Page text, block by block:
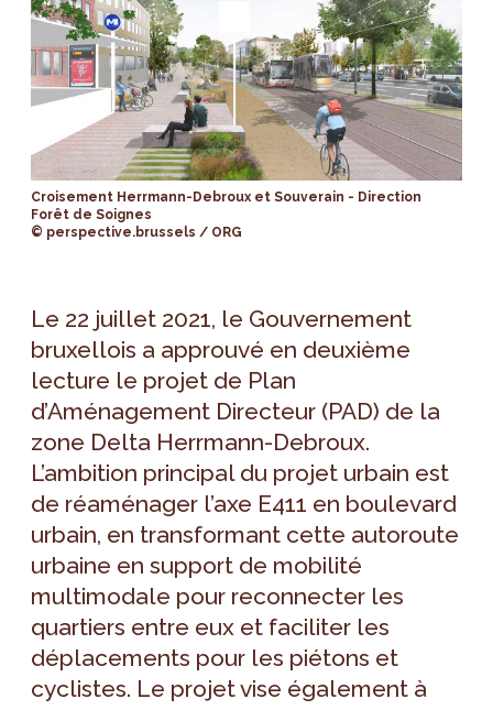
Croisement Herrmann-Debroux et Souverain - Direction
Forêt de Soignes
© perspective.brussels / ORG
Le 22 juillet 2021, le Gouvernement
bruxellois a approuvé en deuxième
lecture le projet de Plan
d’Aménagement Directeur (PAD) de la
zone Delta Herrmann-Debroux.
L’ambition principal du projet urbain est
de réaménager l’axe E411 en boulevard
urbain, en transformant cette autoroute
urbaine en support de mobilité
multimodale pour reconnecter les
quartiers entre eux et faciliter les
déplacements pour les piétons et
cyclistes. Le projet vise également à